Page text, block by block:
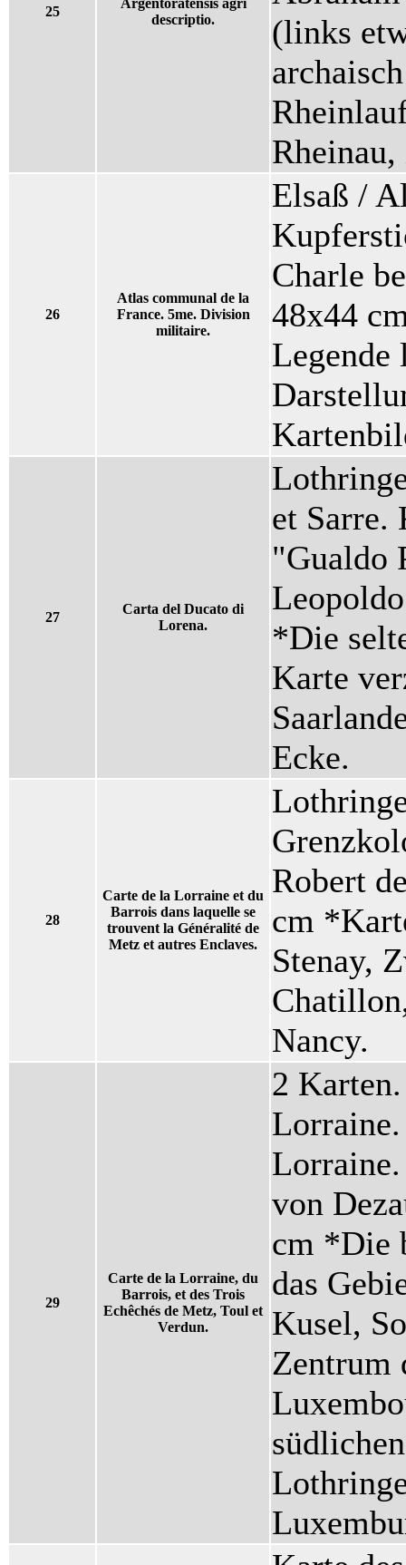
25
Argentoratensis agri
descriptio.
(links
26
Atlas communal de la
France. 5me. Division
militaire.
Elsaß /
Charle
48x44
Legende
27
Carta del Ducato di
Lorena.
et Sarre.
"Gualdo
*Die
Karte
Ecke.
28
Carte de la Lorraine et du
Barrois dans laquelle se
trouvent la Généralité de
Metz et autres Enclaves.
Robert
cm
Stenay,
Nancy.
29
Carte de la Lorraine, du
Barrois, et des Trois
Echêchés de Metz, Toul et
Verdun.
2
von
cm *Die
das
Kusel,
Zentrum